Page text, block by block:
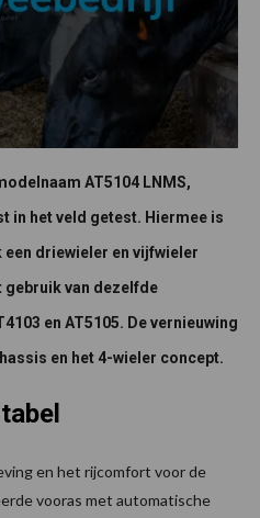
AT5104 LNMS,
in het veld getest. Hiermee is
driewieler en vijfwieler
gebruik van dezelfde
en AT5105. De vernieuwing
en het 4-wieler concept.
en het rijcomfort voor de
vooras met automatische